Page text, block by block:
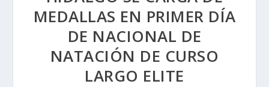
MEDALLAS EN PRIMER DÍA
DE NACIONAL DE
NATACIÓN DE CURSO
LARGO ELITE